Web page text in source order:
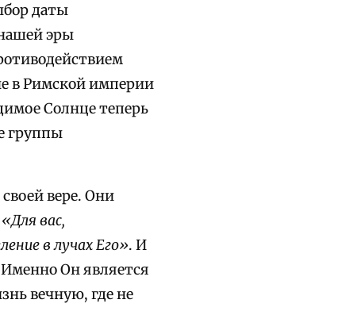
даты
эры
в Римской империи
Солнце теперь
группы
вере. Они
«Для вас,
в лучах Его». И
Он является
вечную, где не